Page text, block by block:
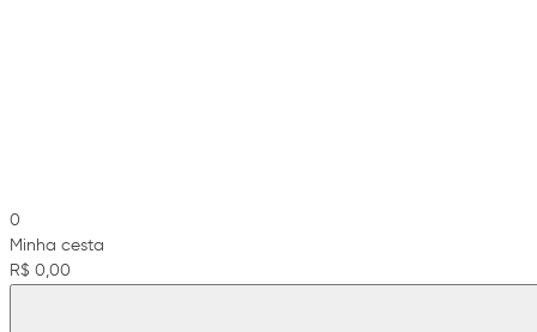
0
Minha cesta
R$ 0,00